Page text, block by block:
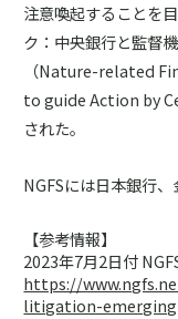
注意喚起することを
ク：中央銀行と監督
（Nature-related
to guide Action by
された。
NGFSには日本銀行
【参考情報】
2023年7月2日付
https://
litigation-